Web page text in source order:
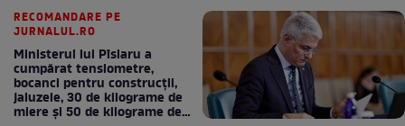
RECOMANDARE PE
JURNALUL.RO
Ministerul lui Pîslaru a
cumpărat tensiometre,
bocanci pentru construcții,
jaluzele, 30 de kilograme de
miere și 50 de kilograme de